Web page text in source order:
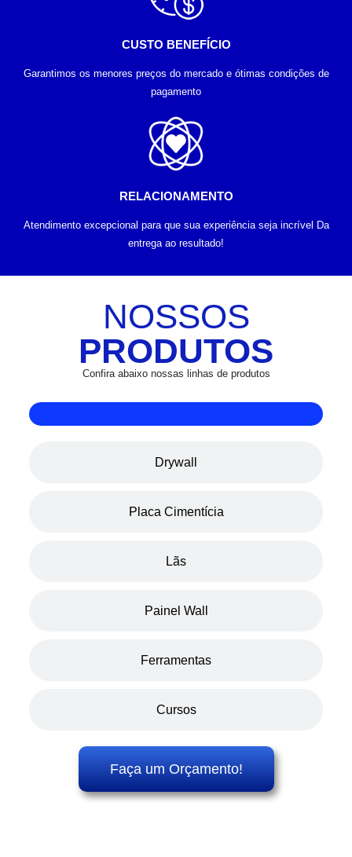
CUSTO BENEFÍCIO
Garantimos os menores preços do mercado e ótimas condições de
pagamento
RELACIONAMENTO
Atendimento excepcional para que sua experiência seja incrível Da
entrega ao resultado!
NOSSOS
PRODUTOS
Confira abaixo nossas linhas de produtos
Drywall
Placa Cimentícia
Lãs
Painel Wall
Ferramentas
Cursos
Faça um Orçamento!